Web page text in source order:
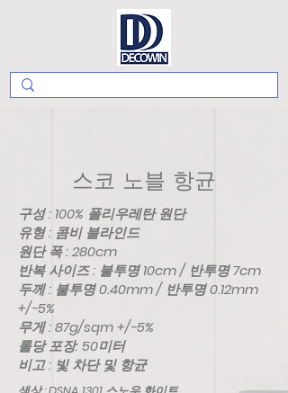
스코 노블 항균
구성 : 100% 폴리우레탄 원단
유형 : 콤비 블라인드
원단 폭 : 280cm
반복 사이즈 : 불투명 10cm / 반투명 7cm
두께 : 불투명 0.40mm / 반투명 0.12mm
+/-5%
무게 : 87g/sqm +/-5%
롤당 포장: 50미터
비고 : 빛 차단 및 항균